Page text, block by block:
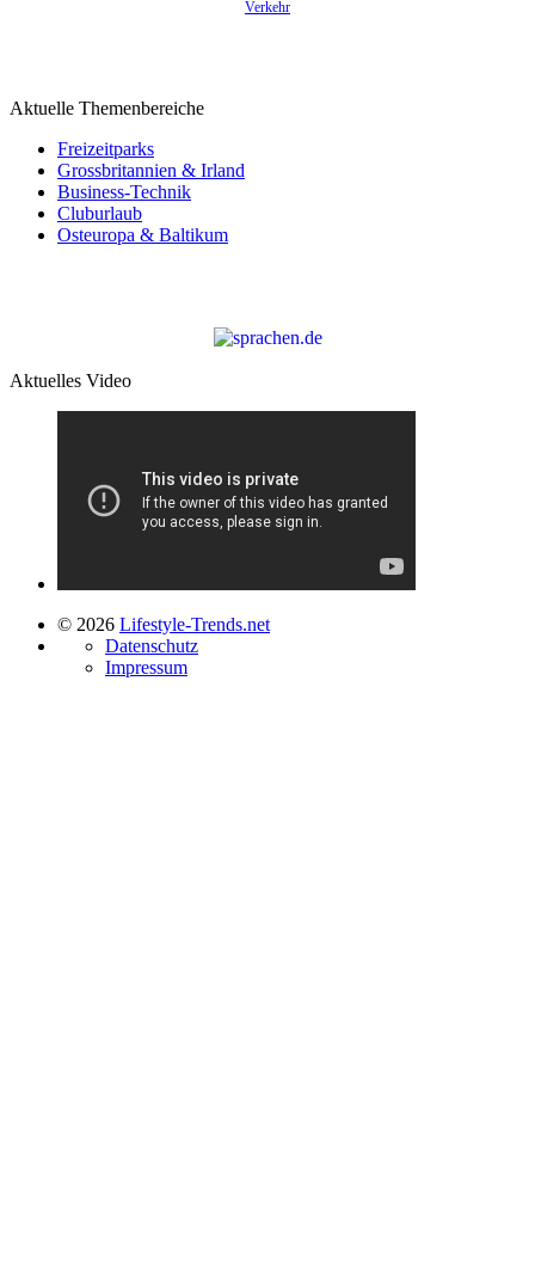
Verkehr
Aktuelle Themenbereiche
Freizeitparks
Grossbritannien & Irland
Business-Technik
Cluburlaub
Osteuropa & Baltikum
Aktuelles Video
© 2026 Lifestyle-Trends.net
Datenschutz
Impressum